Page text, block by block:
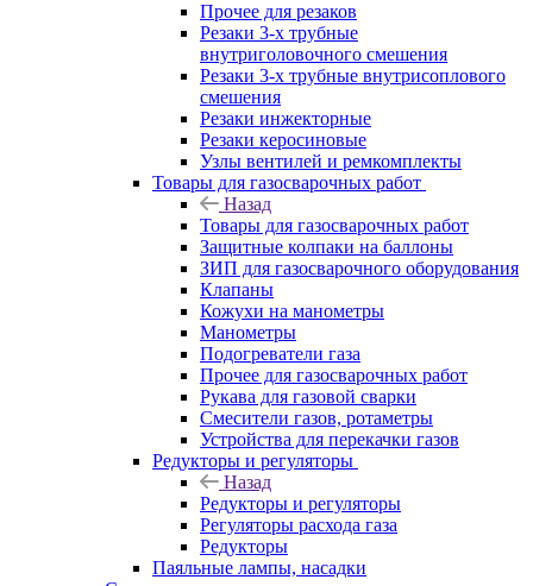
Прочее для резаков
Резаки 3-х трубные
внутриголовочного смешения
Резаки 3-х трубные внутрисоплового
смешения
Резаки инжекторные
Резаки керосиновые
Узлы вентилей и ремкомплекты
Товары для газосварочных работ
Назад
Товары для газосварочных работ
Защитные колпаки на баллоны
ЗИП для газосварочного оборудования
Клапаны
Кожухи на манометры
Манометры
Подогреватели газа
Прочее для газосварочных работ
Рукава для газовой сварки
Смесители газов, ротаметры
Устройства для перекачки газов
Редукторы и регуляторы
Назад
Редукторы и регуляторы
Регуляторы расхода газа
Редукторы
Паяльные лампы, насадки